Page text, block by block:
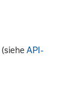
(sieheAPI-